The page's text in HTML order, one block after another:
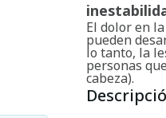
El dolor en
pueden
lo tanto, la
personas
cabeza).